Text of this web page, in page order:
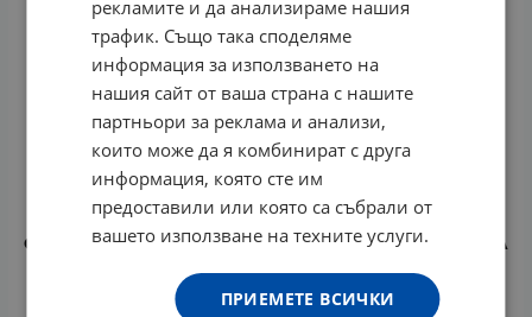
СЕБА МЕД ИНТИМЕН ДУШ БЕЗ АЛКАЛИ PH 6.8 200 мл
12.74 € / 24.92 лв.
рекламите и да анализираме нашия
трафик. Също така споделяме
информация за използването на
нашия сайт от ваша страна с нашите
партньори за реклама и анализи,
които може да я комбинират с друга
информация, която сте им
предоставили или която са събрали от
вашето използване на техните услуги.
ПРИЕМЕТЕ ВСИЧКИ